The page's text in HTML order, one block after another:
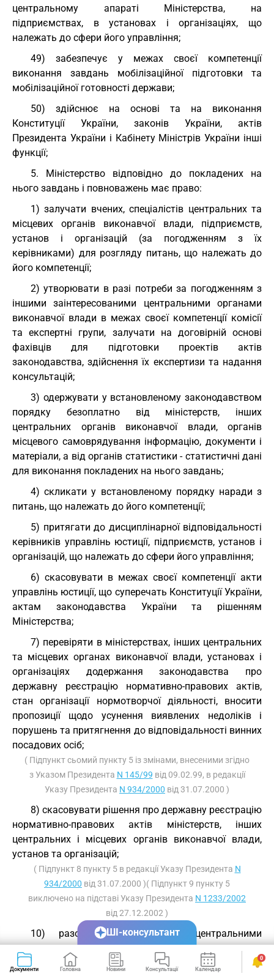
центральному апараті Міністерства, на
підприємствах, в установах і організаціях, що
належать до сфери його управління;
49) забезпечує у межах своєї компетенції
виконання завдань мобілізаційної підготовки та
мобілізаційної готовності держави;
50) здійснює на основі та на виконання
Конституції України, законів України, актів
Президента України і Кабінету Міністрів України інші
функції;
5. Міністерство відповідно до покладених на
нього завдань і повноважень має право:
1) залучати вчених, спеціалістів центральних та
місцевих органів виконавчої влади, підприємств,
установ і організацій (за погодженням з їх
керівниками) для розгляду питань, що належать до
його компетенції;
2) утворювати в разі потреби за погодженням з
іншими заінтересованими центральними органами
виконавчої влади в межах своєї компетенції комісії
та експертні групи, залучати на договірній основі
фахівців для підготовки проектів актів
законодавства, здійснення їх експертизи та надання
консультацій;
3) одержувати у встановленому законодавством
порядку безоплатно від міністерств, інших
центральних органів виконавчої влади, органів
місцевого самоврядування інформацію, документи і
матеріали, а від органів статистики - статистичні дані
для виконання покладених на нього завдань;
4) скликати у встановленому порядку наради з
питань, що належать до його компетенції;
5) притягати до дисциплінарної відповідальності
керівників управлінь юстиції, підприємств, установ і
організацій, що належать до сфери його управління;
6) скасовувати в межах своєї компетенції акти
управлінь юстиції, що суперечать Конституції України,
актам законодавства України та рішенням
Міністерства;
7) перевіряти в міністерствах, інших центральних
та місцевих органах виконавчої влади, установах і
організаціях додержання законодавства про
державну реєстрацію нормативно-правових актів,
стан організації нормотворчої діяльності, вносити
пропозиції щодо усунення виявлених недоліків і
порушень та притягнення до відповідальності винних
посадових осіб;
( Підпункт сьомий пункту 5 із змінами, внесеними згідно
з Указом Президента N 145/99 від 09.02.99, в редакції
Указу Президента N 934/2000 від 31.07.2000 )
8) скасовувати рішення про державну реєстрацію
нормативно-правових актів міністерств, інших
центральних і місцевих органів виконавчої влади,
установ та організацій;
( Підпункт 8 пункту 5 в редакції Указу Президента N
934/2000 від 31.07.2000 )( Підпункт 9 пункту 5
виключено на підставі Указу Президента N 1233/2002
від 27.12.2002 )
10) разом з відповідними центральними
органами виконавчої влади здійснювати контроль за
цільовим використанням державних коштів,
Документи Головна Новини Консультації Календар Сервіси
0
ШІ-консультант